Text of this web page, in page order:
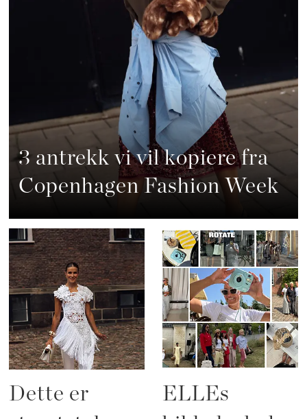
3 antrekk vi vil kopiere fra
Copenhagen Fashion Week
Dette er
ELLEs